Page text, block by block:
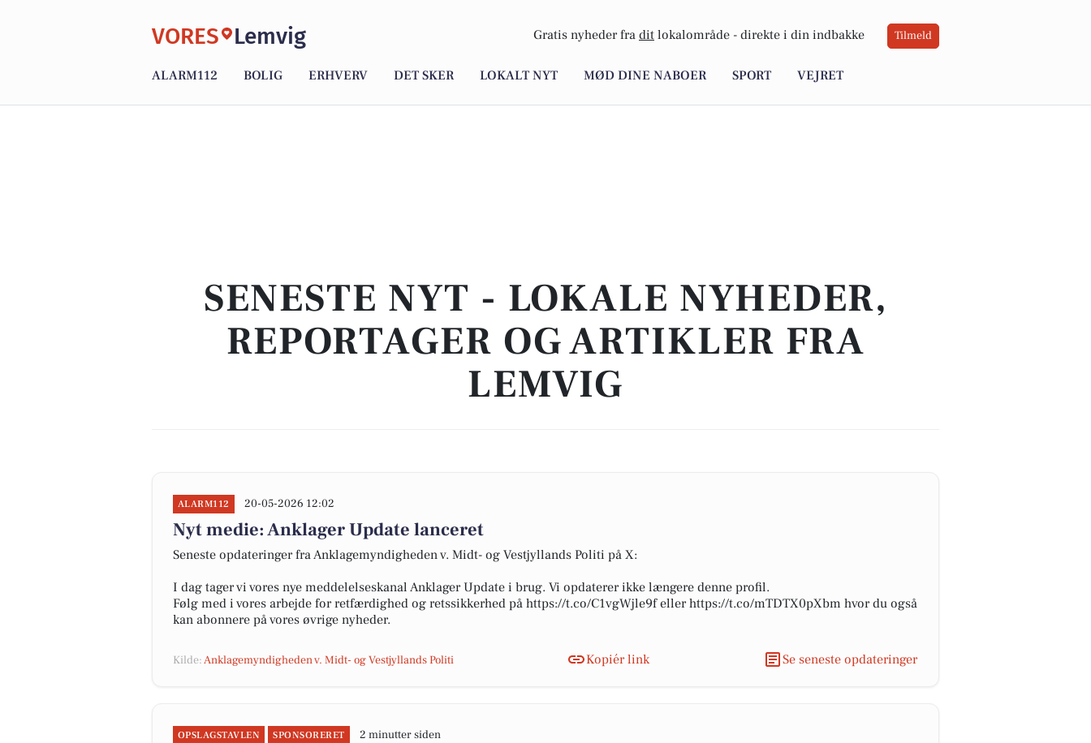
VORES Lemvig Gratis nyheder fra dit lokalområde - direkte i din indbakke Tilmeld
ALARM112 BOLIG ERHVERV DET SKER LOKALT NYT MØD DINE NABOER SPORT VEJRET
SENESTE NYT - LOKALE NYHEDER,
REPORTAGER OG ARTIKLER FRA
LEMVIG
ALARM112 20-05-2026 12:02
Nyt medie: Anklager Update lanceret
Seneste opdateringer fra Anklagemyndigheden v. Midt- og Vestjyllands Politi på X:
I dag tager vi vores nye meddelelseskanal Anklager Update i brug. Vi opdaterer ikke længere denne profil.
Følg med i vores arbejde for retfærdighed og retssikkerhed på https://t.co/C1vgWjle9f eller https://t.co/mTDTX0pXbm hvor du også
kan abonnere på vores øvrige nyheder.
Kilde:Anklagemyndigheden v. Midt- og Vestjyllands Politi Kopiér link Se seneste opdateringer
OPSLAGSTAVLEN SPONSORERET 2 minutter siden